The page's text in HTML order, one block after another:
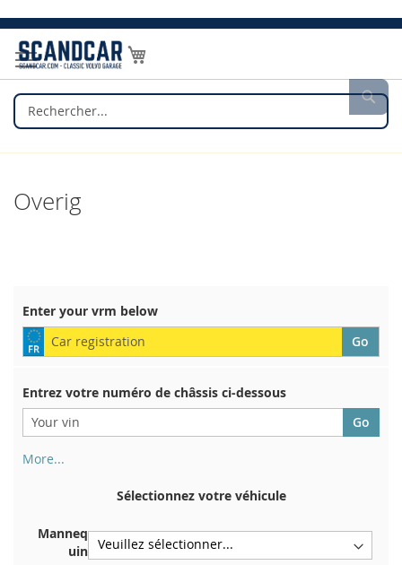
Allez
au
contenu
Mon panier
Overig
Enter your vrm below
Entrez votre numéro de châssis ci-dessous
More...
d'immatriculation. Et aussi dans la voiture
Centrer contre la cloison sous le capot
Sélectionnez votre véhicule
Manneq
uin